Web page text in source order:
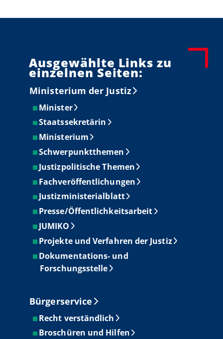
Ausgewählte Links zu
einzelnen Seiten:
Ministerium der Justiz
Minister
Staatssekretärin
Ministerium
Schwerpunktthemen
Justizpolitische Themen
Fachveröffentlichungen
Justizministerialblatt
Presse/Öffentlichkeitsarbeit
JUMIKO
Projekte und Verfahren der Justiz
Dokumentations- und
Forschungsstelle
Bürgerservice
Recht verständlich
Broschüren und Hilfen